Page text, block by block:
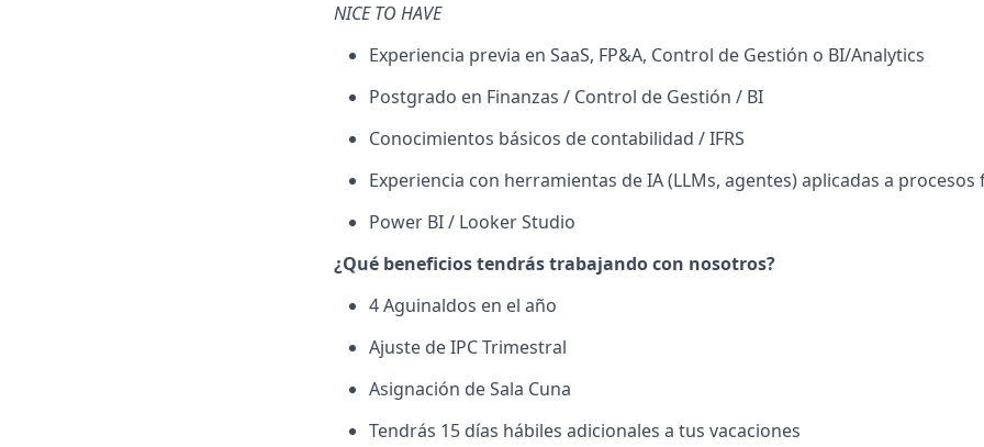
NICE TO HAVE
Experiencia previa en SaaS, FP&A, Control de Gestión o BI/Analytics
Postgrado en Finanzas / Control de Gestión / BI
Conocimientos básicos de contabilidad / IFRS
Experiencia con herramientas de IA (LLMs, agentes) aplicadas a
Power BI / Looker Studio
¿Qué beneficios tendrás trabajando con nosotros?
4 Aguinaldos en el año
Ajuste de IPC Trimestral
Asignación de Sala Cuna
Tendrás 15 días hábiles adicionales a tus vacaciones